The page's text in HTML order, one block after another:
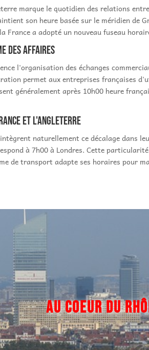
marque le quotidien des relations
son heure basée sur le méridien de
France a adopté un nouveau fuseau
des affaires
l'organisation des échanges
permet aux entreprises françaises
généralement après 10h00 heure
et l'Angleterre
naturellement ce décalage dans
à 7h00 à Londres. Cette
de transport adapte ses horaires pour
AU COEUR DU